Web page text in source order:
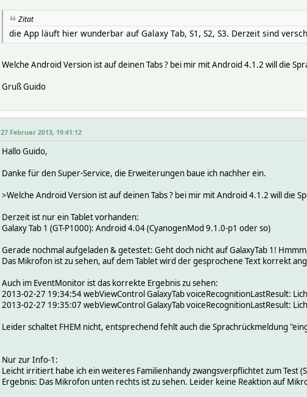
Zitat
die App läuft hier wunderbar auf Galaxy Tab, S1, S2, S3. Derzeit sind
Welche Android Version ist auf deinen Tabs ? bei mir mit Android 4.1.2 will die
Gruß Guido
27 Februar 2013, 19:41:12
Hallo Guido,
Danke für den Super-Service, die Erweiterungen baue ich nachher ein.
>Welche Android Version ist auf deinen Tabs ? bei mir mit Android 4.1.2 will die
Derzeit ist nur ein Tablet vorhanden:
Galaxy Tab 1 (GT-P1000): Android 4.04 (CyanogenMod 9.1.0-p1 oder so)
Gerade nochmal aufgeladen & getestet: Geht doch nicht auf GalaxyTab 1!
Das Mikrofon ist zu sehen, auf dem Tablet wird der gesprochene Text korrekt
Auch im EventMonitor ist das korrekte Ergebnis zu sehen:
2013-02-27 19:34:54 webViewControl GalaxyTab voiceRecognitionLastResult:
2013-02-27 19:35:07 webViewControl GalaxyTab voiceRecognitionLastResult:
Leider schaltet FHEM nicht, entsprechend fehlt auch die Sprachrückmeldung
Nur zur Info-1:
Leicht irritiert habe ich ein weiteres Familienhandy zwangsverpflichtet zum Test
Ergebnis: Das Mikrofon unten rechts ist zu sehen. Leider keine Reaktion auf